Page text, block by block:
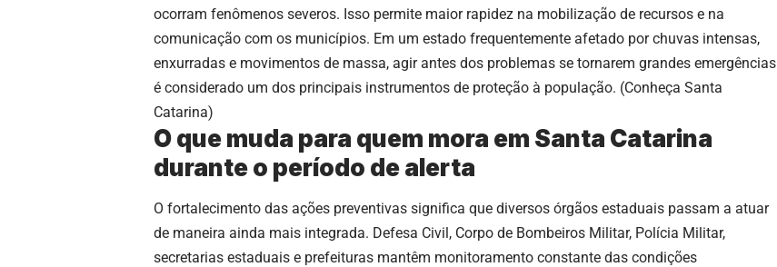
ocorram fenômenos severos. Isso permite maior rapidez na mobilização de recursos e na
comunicação com os municípios. Em um estado frequentemente afetado por chuvas intensas,
enxurradas e movimentos de massa, agir antes dos problemas se tornarem grandes emergências
é considerado um dos principais instrumentos de proteção à população. (Conheça Santa
Catarina)
O que muda para quem mora em Santa Catarina
durante o período de alerta
O fortalecimento das ações preventivas significa que diversos órgãos estaduais passam a atuar
de maneira ainda mais integrada. Defesa Civil, Corpo de Bombeiros Militar, Polícia Militar,
secretarias estaduais e prefeituras mantêm monitoramento constante das condições